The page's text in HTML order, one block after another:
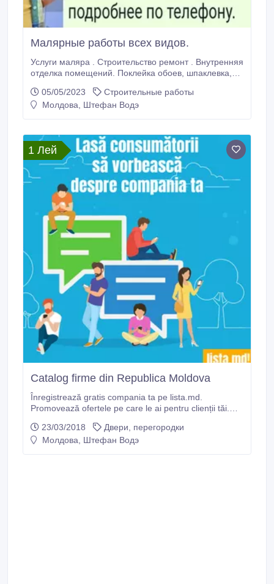
Малярные работы всех видов.
Услуги маляра . Строительство ремонт . Внутренняя
отделка помещений. Поклейка обоев, шпаклевка,
Качественно, подробнее по телефону. 069302524
Ольга.
05/05/2023
Строительные работы
Молдова, Штефан Водэ
1 Лей
Catalog firme din Republica Moldova
Înregistrează gratis compania ta pe lista.md.
Promovează ofertele pe care le ai pentru clienții tăi.
lase recenzii pe pagina companiei tale..
23/03/2018
Двери, перегородки
Молдова, Штефан Водэ